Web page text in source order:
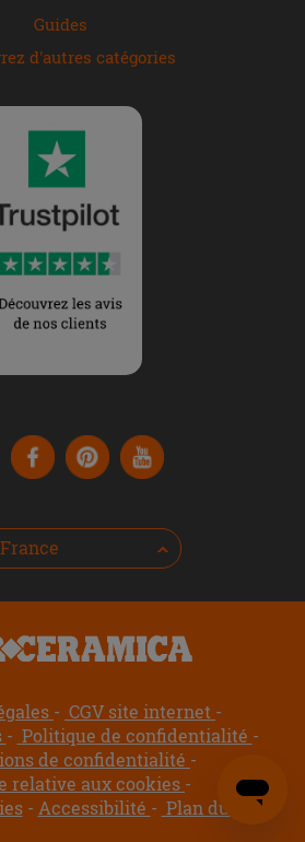
Guides
d'autres catégories
France
CGV site internet
Politique de confidentialité
de confidentialité
relative aux cookies
Accessibilité Plan du site